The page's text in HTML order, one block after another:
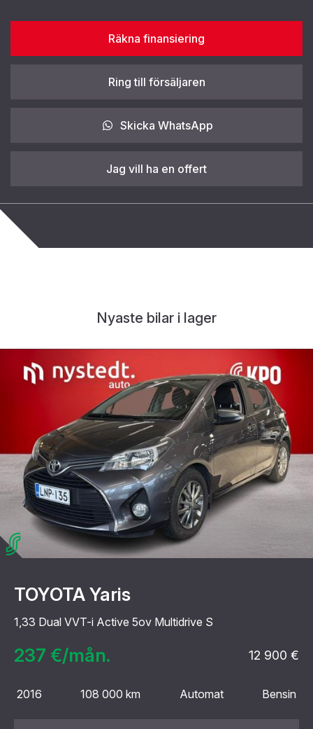
Räkna finansiering
Ring till försäljaren
Skicka WhatsApp
Jag vill ha en offert
Nyaste bilar i lager
TOYOTA Yaris
1,33 Dual VVT-i Active 5ov Multidrive S
237 €/mån. 12 900 €
2016 108 000 km Automat Bensin